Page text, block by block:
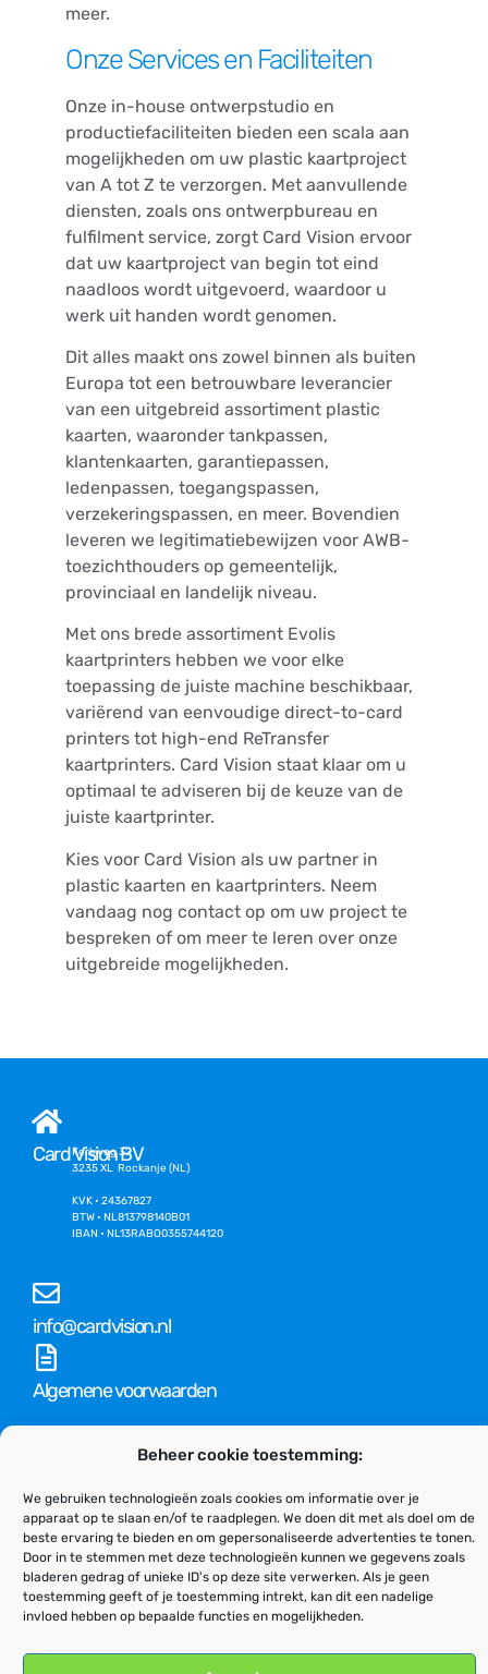
Beheer cookie toestemming:
We gebruiken technologieën zoals cookies om informatie over je
apparaat op te slaan en/of te raadplegen. We doen dit met als doel om de
beste ervaring te bieden en om gepersonaliseerde advertenties te tonen.
Door in te stemmen met deze technologieën kunnen we gegevens zoals
bladeren gedrag of unieke ID's op deze site verwerken. Als je geen
toestemming geeft of je toestemming intrekt, kan dit een nadelige
invloed hebben op bepaalde functies en mogelijkheden.
meer.
Onze Services en Faciliteiten
Onze in-house ontwerpstudio en
productiefaciliteiten bieden een scala aan
mogelijkheden om uw plastic kaartproject
van A tot Z te verzorgen. Met aanvullende
diensten, zoals ons ontwerpbureau en
fulfilment service, zorgt Card Vision ervoor
dat uw kaartproject van begin tot eind
naadloos wordt uitgevoerd, waardoor u
werk uit handen wordt genomen.
Dit alles maakt ons zowel binnen als buiten
Europa tot een betrouwbare leverancier
van een uitgebreid assortiment plastic
kaarten, waaronder tankpassen,
klantenkaarten, garantiepassen,
ledenpassen, toegangspassen,
verzekeringspassen, en meer. Bovendien
leveren we legitimatiebewijzen voor AWB-
toezichthouders op gemeentelijk,
provinciaal en landelijk niveau.
Met ons brede assortiment Evolis
kaartprinters hebben we voor elke
toepassing de juiste machine beschikbaar,
variërend van eenvoudige direct-to-card
printers tot high-end ReTransfer
kaartprinters. Card Vision staat klaar om u
optimaal te adviseren bij de keuze van de
juiste kaartprinter.
Kies voor Card Vision als uw partner in
plastic kaarten en kaartprinters. Neem
vandaag nog contact op om uw project te
bespreken of om meer te leren over onze
uitgebreide mogelijkheden.
Card Vision BV
Kerkweg 32
3235 XL Rockanje (NL)
KVK • 24367827
BTW • NL813798140B01
IBAN • NL13RABO0355744120
info@cardvision.nl
Algemene voorwaarden
Adminstratie, offertes en algemene vragen
Support
Ondersteuning op kaartprinters of software
Privacy verklaring